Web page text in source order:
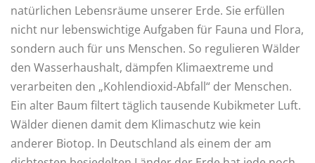
natürlichen Lebensräume unserer Erde. Sie erfüllen
nicht nur lebenswichtige Aufgaben für Fauna und Flora,
sondern auch für uns Menschen. So regulieren Wälder
den Wasserhaushalt, dämpfen Klimaextreme und
verarbeiten den „Kohlendioxid-Abfall“ der Menschen.
Ein alter Baum filtert täglich tausende Kubikmeter Luft.
Wälder dienen damit dem Klimaschutz wie kein
anderer Biotop. In Deutschland als einem der am